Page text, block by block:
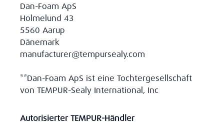
Dan-Foam ApS
Holmelund 43
5560 Aarup
Dänemark
manufacturer@tempursealy.com
**Dan-Foam ApS ist eine Tochtergesellschaft
von TEMPUR-Sealy International, Inc
Autorisierter TEMPUR-Händler